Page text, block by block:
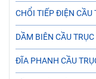
CHỔI TIẾP ĐIỆN CẦU
DẦM BIÊN CẦU
ĐĨA PHANH CẦU